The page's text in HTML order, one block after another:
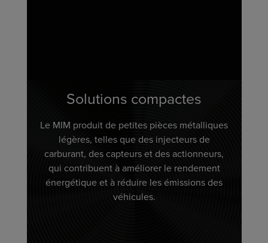
Solutions compactes
Le MIM produit de petites pièces métalliques
légères, telles que des injecteurs de
carburant, des capteurs et des actionneurs,
qui contribuent à améliorer le rendement
énergétique et à réduire les émissions des
véhicules.